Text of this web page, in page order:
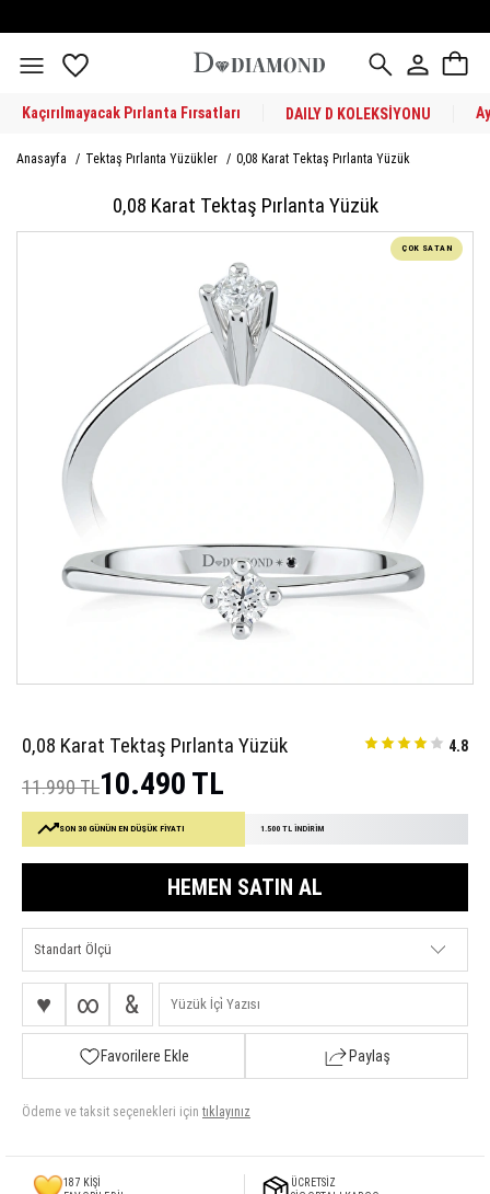
Kaçırılmayacak Pırlanta Fırsatları DAILY D KOLEKSİYONU
Anasayfa / Tektaş Pırlanta Yüzükler / 0,08 Karat Tektaş Pırlanta Yüzük
0,08 Karat Tektaş Pırlanta Yüzük
ÇOK SATAN
0,08 Karat Tektaş Pırlanta Yüzük 4.8
11.990 TL10.490 TL
SON 30 GÜNÜN EN DÜŞÜK FİYATI 1.500 TL İNDİRİM
HEMEN SATIN AL
♥ ∞ &
Favorilere Ekle Paylaş
Ödeme ve taksit seçenekleri için tıklayınız
187 KİŞİ
ÜCRETSİZ